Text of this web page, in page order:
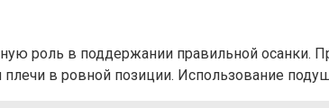
роль в поддержании правильной осанки.
в ровной позиции. Использование